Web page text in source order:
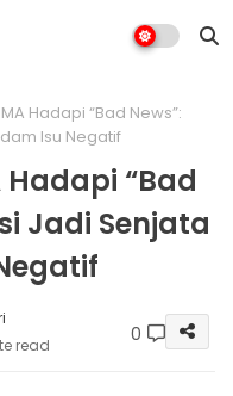
Hadapi “Bad News”:
Isu Negatif
“Bad
Jadi Senjata
read 0